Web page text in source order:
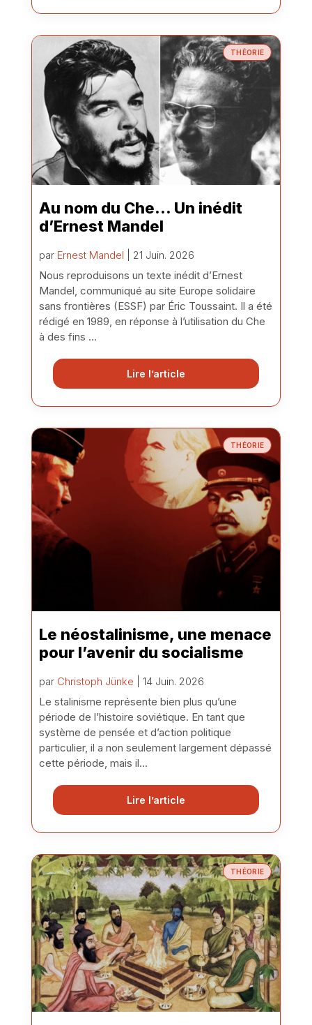
THÉORIE
Au nom du Che… Un inédit
d’Ernest Mandel
par Ernest Mandel | 21 Juin. 2026
Nous reproduisons un texte inédit d’Ernest
Mandel, communiqué au site Europe solidaire
sans frontières (ESSF) par Éric Toussaint. Il a été
rédigé en 1989, en réponse à l’utilisation du Che
à des fins ...
Lire l’article
THÉORIE
Le néostalinisme, une menace
pour l’avenir du socialisme
par Christoph Jünke | 14 Juin. 2026
Le stalinisme représente bien plus qu’une
période de l’histoire soviétique. En tant que
système de pensée et d’action politique
particulier, il a non seulement largement dépassé
cette période, mais il...
Lire l’article
THÉORIE